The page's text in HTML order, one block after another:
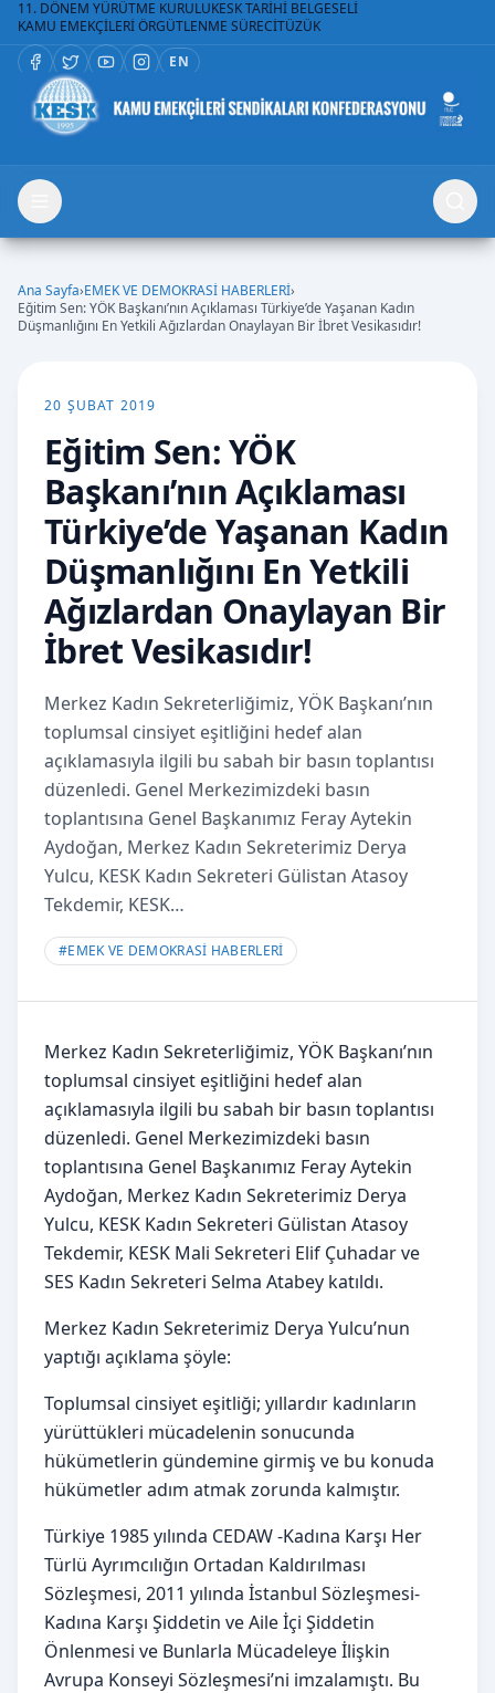
11. DÖNEM YÜRÜTME KURULUKESK TARİHİ BELGESELİ
KAMU EMEKÇİLERİ ÖRGÜTLENME SÜRECİTÜZÜK
EN
Ana Sayfa›EMEK VE DEMOKRASİ HABERLERİ›
Eğitim Sen: YÖK Başkanı’nın Açıklaması Türkiye’de Yaşanan Kadın
Düşmanlığını En Yetkili Ağızlardan Onaylayan Bir İbret Vesikasıdır!
20 ŞUBAT 2019
Eğitim Sen: YÖK
Başkanı’nın Açıklaması
Türkiye’de Yaşanan Kadın
Düşmanlığını En Yetkili
Ağızlardan Onaylayan Bir
İbret Vesikasıdır!
Merkez Kadın Sekreterliğimiz, YÖK Başkanı’nın
toplumsal cinsiyet eşitliğini hedef alan
açıklamasıyla ilgili bu sabah bir basın toplantısı
düzenledi. Genel Merkezimizdeki basın
toplantısına Genel Başkanımız Feray Aytekin
Aydoğan, Merkez Kadın Sekreterimiz Derya
Yulcu, KESK Kadın Sekreteri Gülistan Atasoy
Tekdemir, KESK…
#EMEK VE DEMOKRASİ HABERLERİ
Merkez Kadın Sekreterliğimiz, YÖK Başkanı’nın
toplumsal cinsiyet eşitliğini hedef alan
açıklamasıyla ilgili bu sabah bir basın toplantısı
düzenledi. Genel Merkezimizdeki basın
toplantısına Genel Başkanımız Feray Aytekin
Aydoğan, Merkez Kadın Sekreterimiz Derya
Yulcu, KESK Kadın Sekreteri Gülistan Atasoy
Tekdemir, KESK Mali Sekreteri Elif Çuhadar ve
SES Kadın Sekreteri Selma Atabey katıldı.
Merkez Kadın Sekreterimiz Derya Yulcu’nun
yaptığı açıklama şöyle:
Toplumsal cinsiyet eşitliği; yıllardır kadınların
yürüttükleri mücadelenin sonucunda
hükümetlerin gündemine girmiş ve bu konuda
hükümetler adım atmak zorunda kalmıştır.
Türkiye 1985 yılında CEDAW -Kadına Karşı Her
Türlü Ayrımcılığın Ortadan Kaldırılması
Sözleşmesi, 2011 yılında İstanbul Sözleşmesi-
Kadına Karşı Şiddetin ve Aile İçi Şiddetin
Önlenmesi ve Bunlarla Mücadeleye İlişkin
Avrupa Konseyi Sözleşmesi’ni imzalamıştı. Bu